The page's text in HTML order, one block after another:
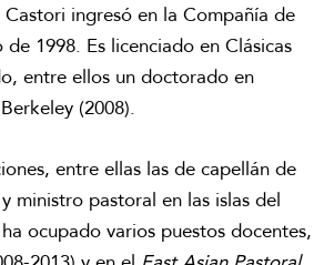
ingresó en la Compañía de
1998. Es licenciado en Clásicas
entre ellos un doctorado en
(2008).
entre ellas las de capellán de
ministro pastoral en las islas del
ocupado varios puestos docentes,